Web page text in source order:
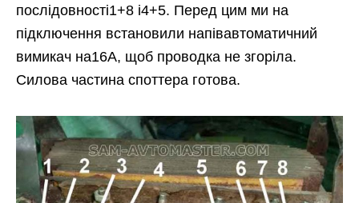
послідовності1+8 і4+5. Перед цим ми на
підключення встановили напівавтоматичний
вимикач на16А, щоб проводка не згоріла.
Силова частина споттера готова.